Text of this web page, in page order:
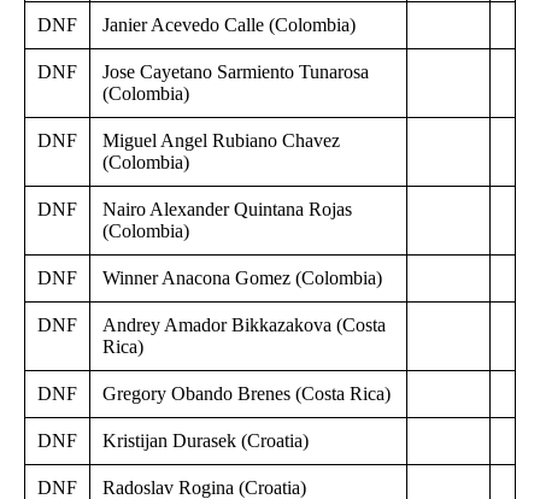
DNF Janier Acevedo Calle (Colombia)
DNF
Jose Cayetano Sarmiento Tunarosa
(Colombia)
DNF
Miguel Angel Rubiano Chavez
(Colombia)
DNF
Nairo Alexander Quintana Rojas
(Colombia)
DNF Winner Anacona Gomez (Colombia)
DNF
Andrey Amador Bikkazakova (Costa
Rica)
DNF Gregory Obando Brenes (Costa Rica)
DNF Kristijan Durasek (Croatia)
DNF Radoslav Rogina (Croatia)